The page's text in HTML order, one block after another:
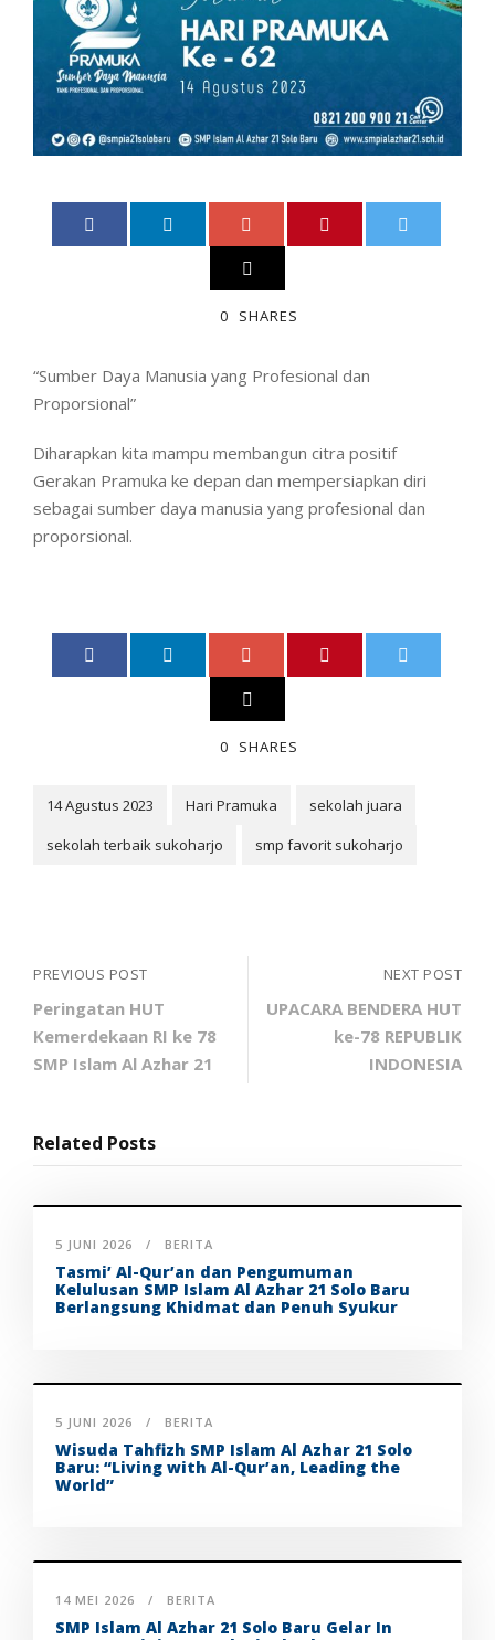
0 SHARES
“Sumber Daya Manusia yang Profesional dan
Proporsional”
Diharapkan kita mampu membangun citra positif
Gerakan Pramuka ke depan dan mempersiapkan diri
sebagai sumber daya manusia yang profesional dan
proporsional.
0 SHARES
14 Agustus 2023 Hari Pramuka
sekolah juara
sekolah terbaik sukoharjo
smp favorit sukoharjo
PREVIOUS POST
Peringatan HUT
Kemerdekaan RI ke 78
SMP Islam Al Azhar 21
NEXT POST
UPACARA BENDERA HUT
ke-78 REPUBLIK
INDONESIA
Related Posts
5 JUNI 2026 BERITA
Tasmi’ Al-Qur’an dan Pengumuman
Kelulusan SMP Islam Al Azhar 21 Solo Baru
Berlangsung Khidmat dan Penuh Syukur
5 JUNI 2026 BERITA
Wisuda Tahfizh SMP Islam Al Azhar 21 Solo
Baru: “Living with Al-Qur’an, Leading the
World”
14 MEI 2026 BERITA
SMP Islam Al Azhar 21 Solo Baru Gelar In